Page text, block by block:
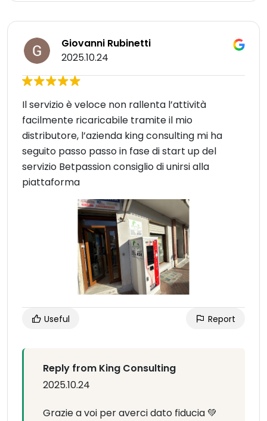
Giovanni Rubinetti
2025.10.24
Il servizio è veloce non rallenta l’attività
facilmente ricaricabile tramite il mio
distributore, l’azienda king consulting mi ha
seguito passo passo in fase di start up del
servizio Betpassion consiglio di unirsi alla
piattaforma
Useful Report
Reply from King Consulting
2025.10.24
Grazie a voi per averci dato fiducia 💚